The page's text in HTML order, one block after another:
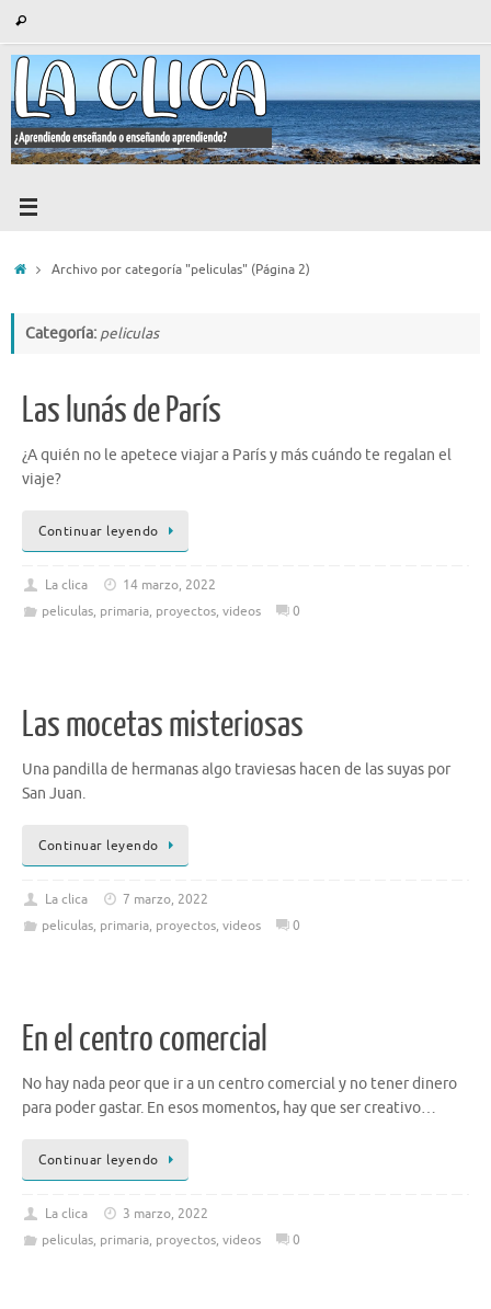
contenido
Buscar
InicioArchivo por categoría "peliculas" (Página 2)
Categoría: peliculas
Las lunás de París
¿A quién no le apetece viajar a París y más cuándo te regalan el
viaje?
Continuar leyendo
La clica
14 marzo, 2022
peliculas, primaria, proyectos, videos 0
Las mocetas misteriosas
Una pandilla de hermanas algo traviesas hacen de las suyas por
San Juan.
Continuar leyendo
La clica
7 marzo, 2022
peliculas, primaria, proyectos, videos 0
En el centro comercial
No hay nada peor que ir a un centro comercial y no tener dinero
para poder gastar. En esos momentos, hay que ser creativo…
Continuar leyendo
La clica
3 marzo, 2022
peliculas, primaria, proyectos, videos 0